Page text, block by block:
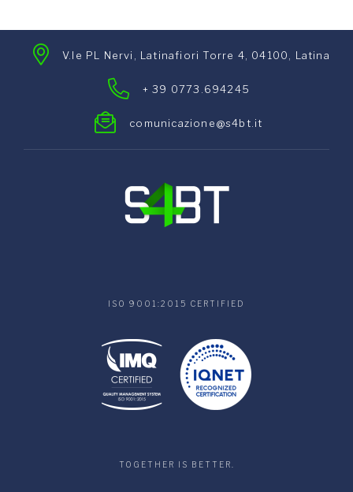
V.le PL Nervi, Latinafiori Torre 4, 04100, Latina
+ 39 0773.694245
comunicazione@s4bt.it
ISO 9001:2015 CERTIFIED
TOGETHER IS BETTER.